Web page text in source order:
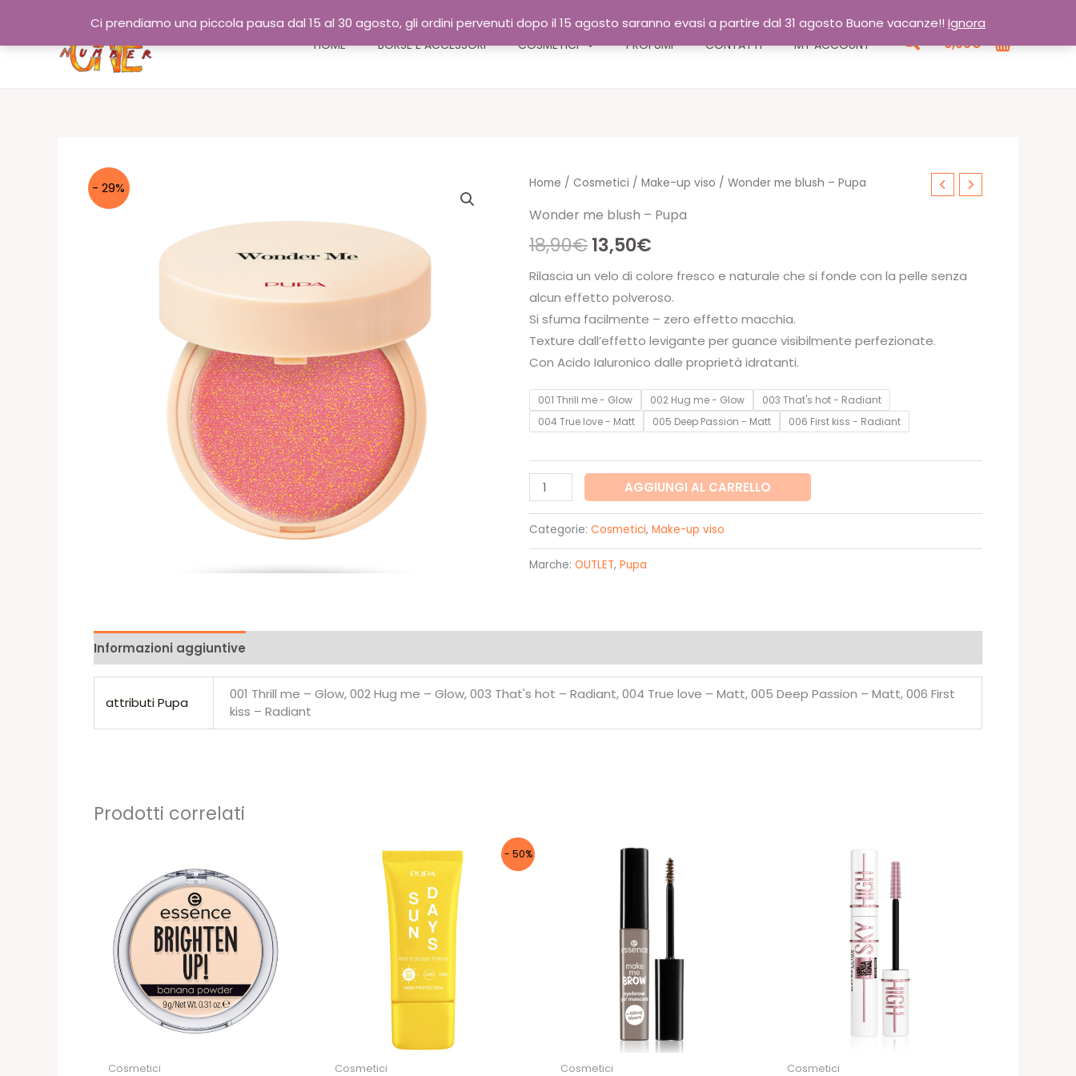
Ci prendiamo una piccola pausa dal 15 al 30 agosto, gli ordini pervenuti dopo il 15 agosto saranno evasi a partire dal 31 agosto Buone vacanze!! Ignora
contenuto
HOME BORSE E ACCESSORI COSMETICI PROFUMI CONTATTI MY ACCOUNT Cerca
0,00€
- 29% Home / Cosmetici / Make-up viso / Wonder me blush – Pupa
Wonder me blush – Pupa
18,90€Il
prezzo
originale
era:
18,90€.
13,50€Il
prezzo
attuale
è:
13,50€.
Rilascia un velo di colore fresco e naturale che si fonde con la pelle senza
alcun effetto polveroso.
Si sfuma facilmente – zero effetto macchia.
Texture dall’effetto levigante per guance visibilmente perfezionate.
Con Acido Ialuronico dalle proprietà idratanti.
001 Thrill me - Glow 002 Hug me - Glow
003 That's hot - Radiant
004 True love - Matt
005 Deep Passion - Matt 006 First kiss - Radiant
Wonder
me
blush
-
Pupa
AGGIUNGI AL CARRELLO
Categorie: Cosmetici, Make-up viso
Marche: OUTLET, Pupa
Informazioni aggiuntive
attributi Pupa
001 Thrill me – Glow, 002 Hug me – Glow, 003 That's hot – Radiant, 004 True love – Matt, 005 Deep Passion – Matt, 006 First
kiss – Radiant
Prodotti correlati
Cosmetici
- 50%
Cosmetici Cosmetici Cosmetici
10
di sconto, solo per te
Iscriviti per ricevere il tuo sconto
esclusivo e ricevere aggiornamenti sui
nostri ultimi prodotti e offerte!
Autorizzo il trattamento dei dati